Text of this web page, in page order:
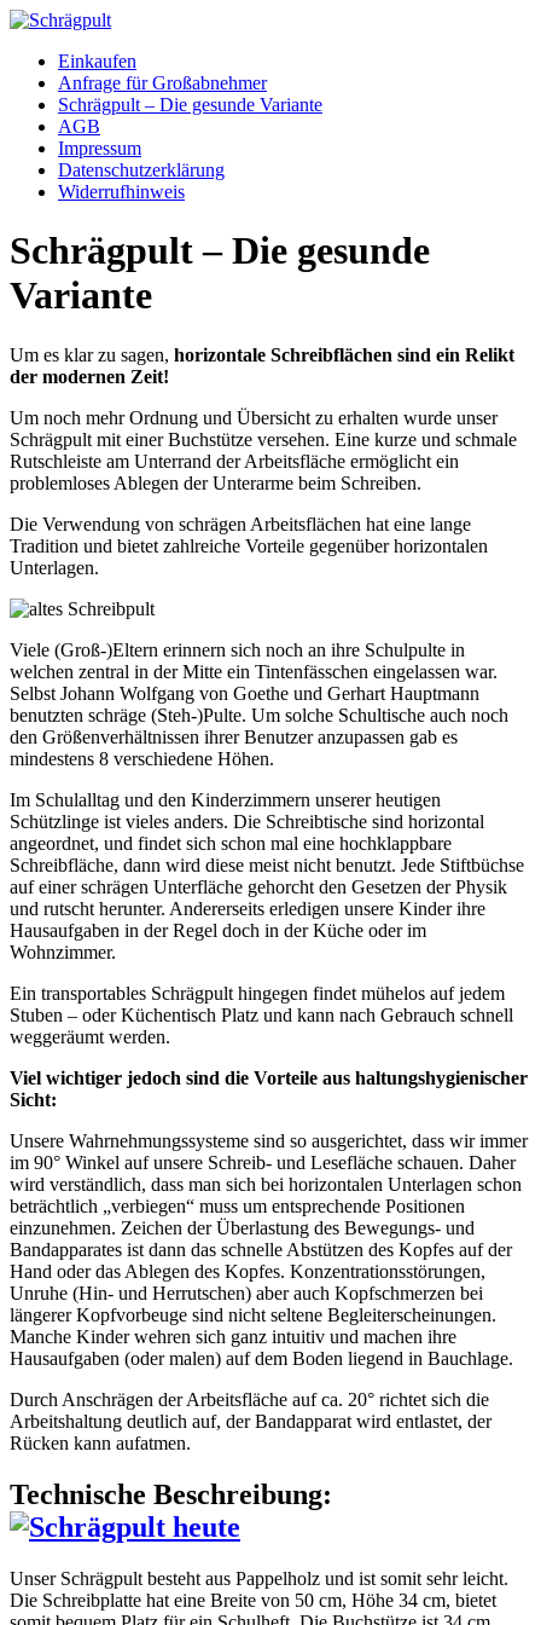
Zum
springenEinkaufen
Anfrage für Großabnehmer
Schrägpult – Die gesunde Variante
AGB
Impressum
Datenschutzerklärung
Widerrufhinweis
Schrägpult – Die gesunde
Variante
Um es klar zu sagen, horizontale Schreibflächen sind ein Relikt
der modernen Zeit!
Um noch mehr Ordnung und Übersicht zu erhalten wurde unser
Schrägpult mit einer Buchstütze versehen. Eine kurze und schmale
Rutschleiste am Unterrand der Arbeitsfläche ermöglicht ein
problemloses Ablegen der Unterarme beim Schreiben.
Die Verwendung von schrägen Arbeitsflächen hat eine lange
Tradition und bietet zahlreiche Vorteile gegenüber horizontalen
Unterlagen.
Viele (Groß-)Eltern erinnern sich noch an ihre Schulpulte in
welchen zentral in der Mitte ein Tintenfässchen eingelassen war.
Selbst Johann Wolfgang von Goethe und Gerhart Hauptmann
benutzten schräge (Steh-)Pulte. Um solche Schultische auch noch
den Größenverhältnissen ihrer Benutzer anzupassen gab es
mindestens 8 verschiedene Höhen.
Im Schulalltag und den Kinderzimmern unserer heutigen
Schützlinge ist vieles anders. Die Schreibtische sind horizontal
angeordnet, und findet sich schon mal eine hochklappbare
Schreibfläche, dann wird diese meist nicht benutzt. Jede Stiftbüchse
auf einer schrägen Unterfläche gehorcht den Gesetzen der Physik
und rutscht herunter. Andererseits erledigen unsere Kinder ihre
Hausaufgaben in der Regel doch in der Küche oder im
Wohnzimmer.
Ein transportables Schrägpult hingegen findet mühelos auf jedem
Stuben – oder Küchentisch Platz und kann nach Gebrauch schnell
weggeräumt werden.
Viel wichtiger jedoch sind die Vorteile aus haltungshygienischer
Sicht:
Unsere Wahrnehmungssysteme sind so ausgerichtet, dass wir immer
im 90° Winkel auf unsere Schreib- und Lesefläche schauen. Daher
wird verständlich, dass man sich bei horizontalen Unterlagen schon
beträchtlich „verbiegen“ muss um entsprechende Positionen
einzunehmen. Zeichen der Überlastung des Bewegungs- und
Bandapparates ist dann das schnelle Abstützen des Kopfes auf der
Hand oder das Ablegen des Kopfes. Konzentrationsstörungen,
Unruhe (Hin- und Herrutschen) aber auch Kopfschmerzen bei
längerer Kopfvorbeuge sind nicht seltene Begleiterscheinungen.
Manche Kinder wehren sich ganz intuitiv und machen ihre
Hausaufgaben (oder malen) auf dem Boden liegend in Bauchlage.
Durch Anschrägen der Arbeitsfläche auf ca. 20° richtet sich die
Arbeitshaltung deutlich auf, der Bandapparat wird entlastet, der
Rücken kann aufatmen.
Technische Beschreibung:
Unser Schrägpult besteht aus Pappelholz und ist somit sehr leicht.
Die Schreibplatte hat eine Breite von 50 cm, Höhe 34 cm, bietet